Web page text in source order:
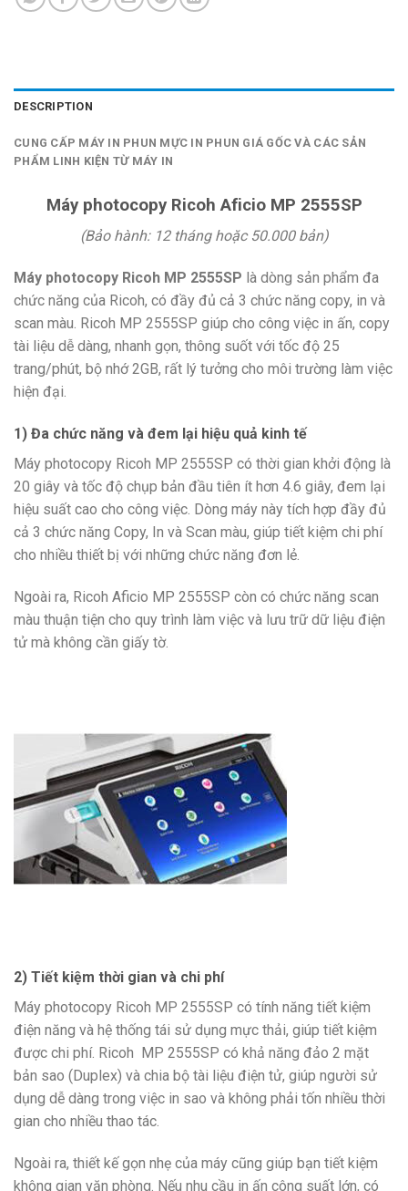
DESCRIPTION
CUNG CẤP MÁY IN PHUN MỰC IN PHUN GIÁ GỐC VÀ CÁC SẢN
PHẨM LINH KIỆN TỪ MÁY IN
Máy photocopy Ricoh Aficio MP 2555SP
(Bảo hành: 12 tháng hoặc 50.000 bản)
Máy photocopy Ricoh MP 2555SP là dòng sản phẩm đa
chức năng của Ricoh, có đầy đủ cả 3 chức năng copy, in và
scan màu. Ricoh MP 2555SP giúp cho công việc in ấn, copy
tài liệu dễ dàng, nhanh gọn, thông suốt với tốc độ 25
trang/phút, bộ nhớ 2GB, rất lý tưởng cho môi trường làm việc
hiện đại.
1) Đa chức năng và đem lại hiệu quả kinh tế
Máy photocopy Ricoh MP 2555SP có thời gian khởi động là
20 giây và tốc độ chụp bản đầu tiên ít hơn 4.6 giây, đem lại
hiệu suất cao cho công việc. Dòng máy này tích hợp đầy đủ
cả 3 chức năng Copy, In và Scan màu, giúp tiết kiệm chi phí
cho nhiều thiết bị với những chức năng đơn lẻ.
Ngoài ra, Ricoh Aficio MP 2555SP còn có chức năng scan
màu thuận tiện cho quy trình làm việc và lưu trữ dữ liệu điện
tử mà không cần giấy tờ.
2) Tiết kiệm thời gian và chi phí
Máy photocopy Ricoh MP 2555SP có tính năng tiết kiệm
điện năng và hệ thống tái sử dụng mực thải, giúp tiết kiệm
được chi phí. Ricoh MP 2555SP có khả năng đảo 2 mặt
bản sao (Duplex) và chia bộ tài liệu điện tử, giúp người sử
dụng dễ dàng trong việc in sao và không phải tốn nhiều thời
gian cho nhiều thao tác.
Ngoài ra, thiết kế gọn nhẹ của máy cũng giúp bạn tiết kiệm
không gian văn phòng. Nếu nhu cầu in ấn công suất lớn, có